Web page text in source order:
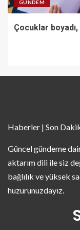
GÜNDEM
Çocuklar
Haberler | Son
Güncel gündeme
aktarım dili ile siz
bağlılık ve yüksek
huzurunuzdayız.